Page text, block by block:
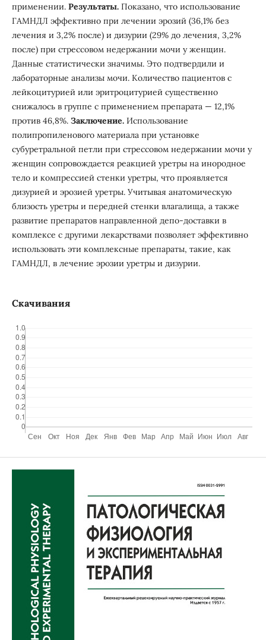
применении. Результаты.Показано, что использование
ГАМНДЛ эффективно при лечении эрозий (36,1% без
лечения и 3,2% после) и дизурии (29% до лечения, 3,2%
после) при стрессовом недержании мочи у женщин.
Данные статистически значимы. Это подтвердили и
лабораторные анализы мочи. Количество пациентов с
лейкоцитурией или эритроцитурией существенно
снижалось в группе с применением препарата — 12,1%
против 46,8%. Заключение.Использование
полипропиленового материала при установке
субуретральной петли при стрессовом недержании мочи у
женщин сопровождается реакцией уретры на инородное
тело и компрессией стенки уретры, что проявляется
дизурией и эрозией уретры. Учитывая анатомическую
близость уретры и передней стенки влагалища, а также
развитие препаратов направленной депо-доставки в
комплексе с другими лекарствами позволяет эффективно
использовать эти комплексные препараты, такие, как
ГАМНДЛ, в лечение эрозии уретры и дизурии.
Скачивания